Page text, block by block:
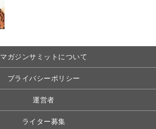
マガジンサミットについて
プライバシーポリシー
運営者
ライター募集